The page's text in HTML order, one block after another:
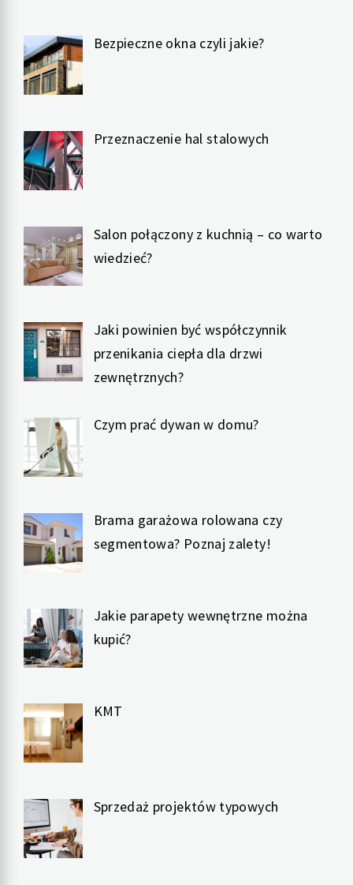
Bezpieczne okna czyli jakie?
Przeznaczenie hal stalowych
Salon połączony z kuchnią – co warto
wiedzieć?
Jaki powinien być współczynnik
przenikania ciepła dla drzwi
zewnętrznych?
Czym prać dywan w domu?
Brama garażowa rolowana czy
segmentowa? Poznaj zalety!
Jakie parapety wewnętrzne można
kupić?
KMT
Sprzedaż projektów typowych